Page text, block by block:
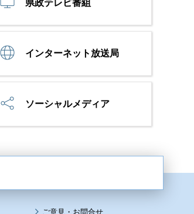
県政テレビ番組
インターネット放送局
ソーシャルメディア